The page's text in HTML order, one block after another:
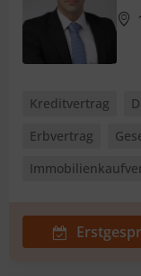
Kreditvertrag
Erbvertrag